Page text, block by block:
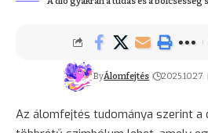
ByÁlomfejtés 2025.10.27.
Az álomfejtés tudománya szerint a